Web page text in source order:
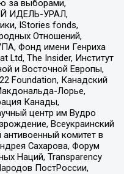
за выборами,
ИДЕЛЬ-УРАЛ,
IStories fonds,
Отношений,
Фонд имени Генриха
Ltd, The Insider, Институт
и Восточной Европы,
Foundation, Канадский
Лорье,
Канады,
центр им Вудро
Всеукраинский
комитет в
Сахарова, Форум
Наций, Transparеncy
ПостРоссии,